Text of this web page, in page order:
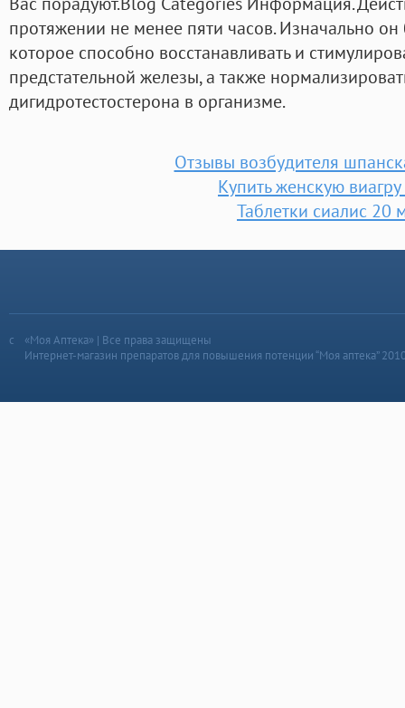
протяжении не менее пяти часов. Изначально он
которое способно восстанавливать и
предстательной железы, а также
дигидротестостерона в организме.
Отзывы возбудителя
Купить женскую
Таблетки сиалис 20
«Моя Аптека» | Все права защищены
Интернет-магазин препаратов для повышения потенции “Моя аптека”